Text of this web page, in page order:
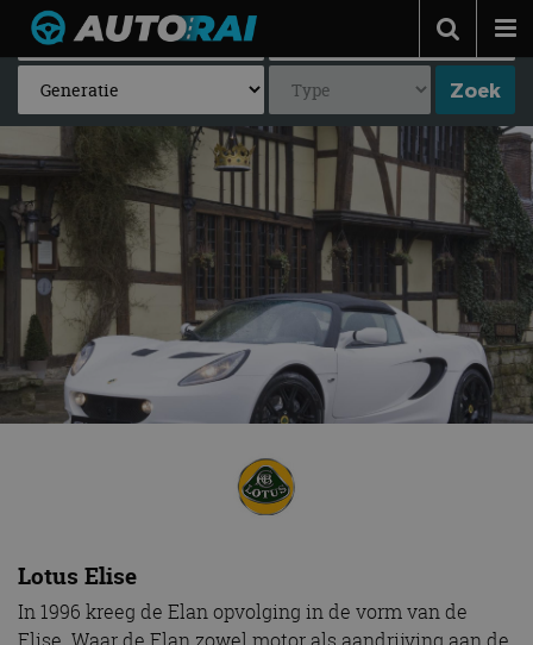
Autonieuws
Podcast
Autotests
Automerken
Adverteren
Contact
MotorRAI.nl
Lotus Elise
In 1996 kreeg de Elan opvolging in de vorm van de